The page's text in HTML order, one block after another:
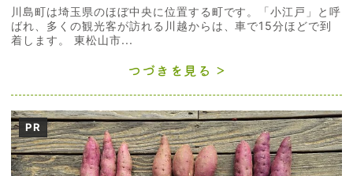
川島町は埼玉県のほぼ中央に位置する町です。「小江戸」と呼
ばれ、多くの観光客が訪れる川越からは、車で15分ほどで到
着します。 東松山市...
つづきを見る
PR